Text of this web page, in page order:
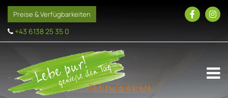
Preise & Verfügbarkeiten
 +43 6138 25 35 0